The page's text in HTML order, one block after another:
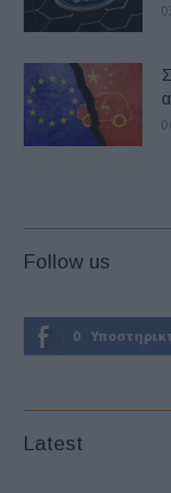
Follow us
0
Latest